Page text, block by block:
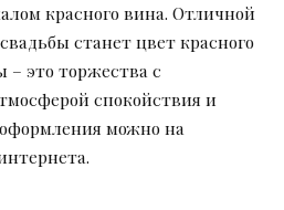
красного вина. Отличной
станет цвет красного
– это торжества с
спокойствия и
можно на